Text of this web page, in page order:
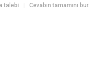
talebi |Cevabın tamamını